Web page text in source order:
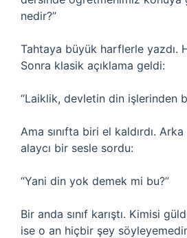
nedir?”
Tahtaya büyük harflerle yazdı.
Sonra klasik açıklama geldi:
“Laiklik, devletin din işlerinden
Ama sınıfta biri el kaldırdı.
alaycı bir sesle sordu:
“Yani din yok demek mi bu?”
Bir anda sınıf karıştı. Kimisi
ise o an hiçbir şey